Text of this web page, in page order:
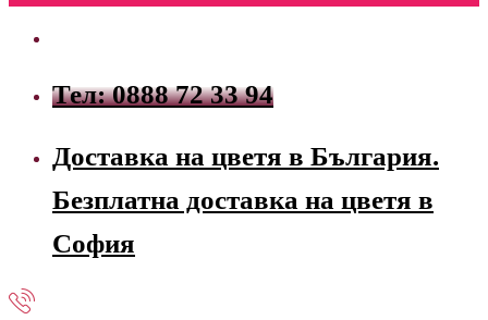
Тел: 0888 72 33 94
Доставка на цветя в България.
Безплатна доставка на цветя в
София